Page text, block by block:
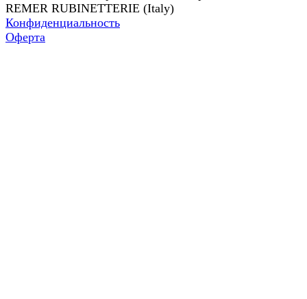
REMER RUBINETTERIE (Italy)
Конфиденциальность
Оферта